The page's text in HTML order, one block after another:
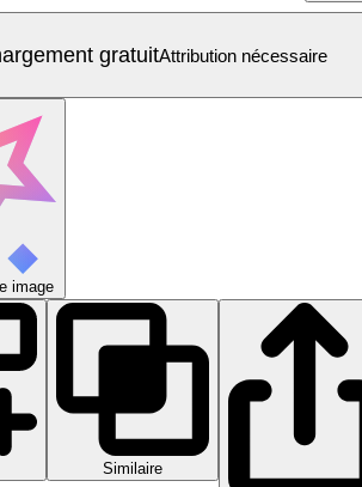
gratuitAttribution nécessaire
image
Similaire